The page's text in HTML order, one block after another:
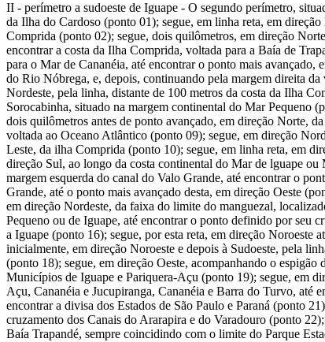
II - perímetro a sudoeste de Iguape - O segundo perímetro,
da Ilha do Cardoso (ponto 01); segue, em linha reta, em
Comprida (ponto 02); segue, dois quilômetros, em direção
encontrar a costa da Ilha Comprida, voltada para a Baía de
para o Mar de Cananéia, até encontrar o ponto mais
do Rio Nóbrega, e, depois, continuando pela margem direita
Nordeste, pela linha, distante de 100 metros da costa da Ilha
Sorocabinha, situado na margem continental do Mar Pequeno
dois quilômetros antes de ponto avançado, em direção Norte,
voltada ao Oceano Atlântico (ponto 09); segue, em direção
Leste, da ilha Comprida (ponto 10); segue, em linha reta, em
direção Sul, ao longo da costa continental do Mar de lguape
margem esquerda do canal do Valo Grande, até encontrar o
Grande, até o ponto mais avançado desta, em direção Oeste
em direção Nordeste, da faixa do limite do manguezal,
Pequeno ou de Iguape, até encontrar o ponto definido por seu
a Iguape (ponto 16); segue, por esta reta, em direção Noroeste
inicialmente, em direção Noroeste e depois à Sudoeste, pela
(ponto 18); segue, em direção Oeste, acompanhando o
Municípios de Iguape e Pariquera-Açu (ponto 19); segue, em
Açu, Cananéia e Jucupiranga, Cananéia e Barra do Turvo, até
encontrar a divisa dos Estados de São Paulo e Paraná (ponto
cruzamento dos Canais do Ararapira e do Varadouro (ponto
Baía Trapandé, sempre coincidindo com o limite do Parque